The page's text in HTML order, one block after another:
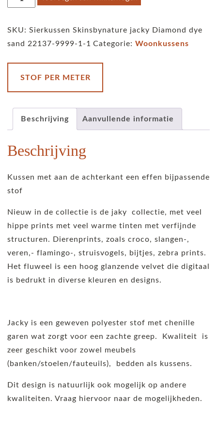
Skinsbynature
sand
aantal
SKU: Sierkussen Skinsbynature jacky Diamond dye
sand 22137-9999-1-1 Categorie: Woonkussens
STOF PER METER
Beschrijving Aanvullende informatie
Beschrijving
Kussen met aan de achterkant een effen bijpassende
stof
Nieuw in de collectie is de jaky collectie, met veel
hippe prints met veel warme tinten met verfijnde
structuren. Dierenprints, zoals croco, slangen-,
veren,- flamingo-, struisvogels, bijtjes, zebra prints.
Het fluweel is een hoog glanzende velvet die digitaal
is bedrukt in diverse kleuren en designs.
Jacky is een geweven polyester stof met chenille
garen wat zorgt voor een zachte greep. Kwaliteit is
zeer geschikt voor zowel meubels
(banken/stoelen/fauteuils), bedden als kussens.
Dit design is natuurlijk ook mogelijk op andere
kwaliteiten. Vraag hiervoor naar de mogelijkheden.